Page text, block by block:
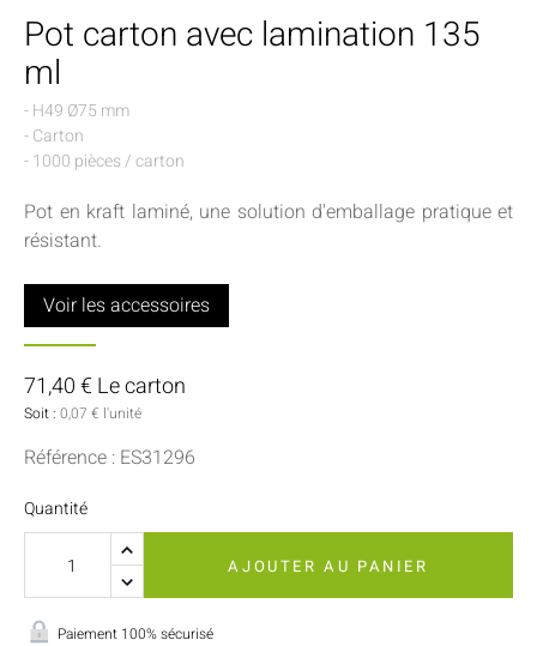
Pot carton avec lamination 135
ml
- H49 Ø75 mm
- Carton
- 1000 pièces / carton
Pot en kraft laminé, une solution d'emballage pratique et
résistant.
Voir les accessoires
71,40 € Le carton
Soit : 0,07 € l'unité
Référence : ES31296
Quantité
AJOUTER AU PANIER
Paiement 100% sécurisé